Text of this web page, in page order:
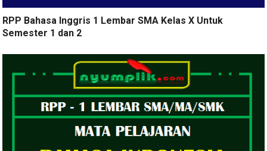
RPP Bahasa Inggris 1 Lembar SMA Kelas X Untuk
Semester 1 dan 2